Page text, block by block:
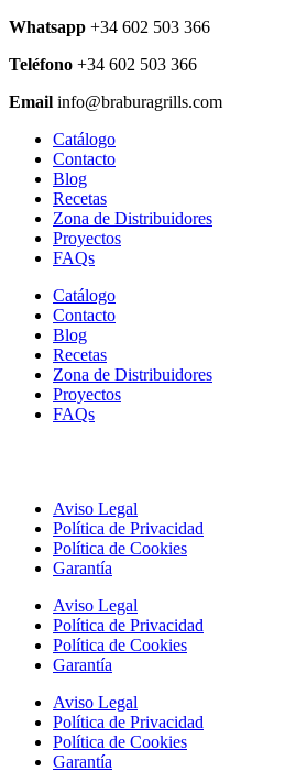
Whatsapp +34 602 503 366
Teléfono +34 602 503 366
Email info@braburagrills.com
Catálogo
Contacto
Blog
Recetas
Zona de Distribuidores
Proyectos
FAQs
Catálogo
Contacto
Blog
Recetas
Zona de Distribuidores
Proyectos
FAQs
Aviso Legal
Política de Privacidad
Política de Cookies
Garantía
Aviso Legal
Política de Privacidad
Política de Cookies
Garantía
Aviso Legal
Política de Privacidad
Política de Cookies
Garantía